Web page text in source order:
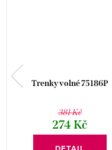
Trenky volné 75186P
381 Kč
274 Kč